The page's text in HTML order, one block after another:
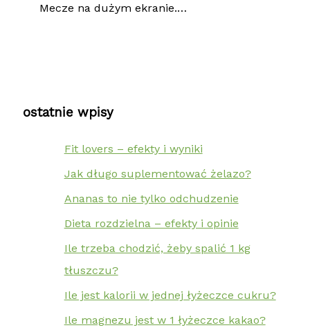
Mecze na dużym ekranie.…
ostatnie wpisy
Fit lovers – efekty i wyniki
Jak długo suplementować żelazo?
Ananas to nie tylko odchudzenie
Dieta rozdzielna – efekty i opinie
Ile trzeba chodzić, żeby spalić 1 kg
tłuszczu?
Ile jest kalorii w jednej łyżeczce cukru?
Ile magnezu jest w 1 łyżeczce kakao?